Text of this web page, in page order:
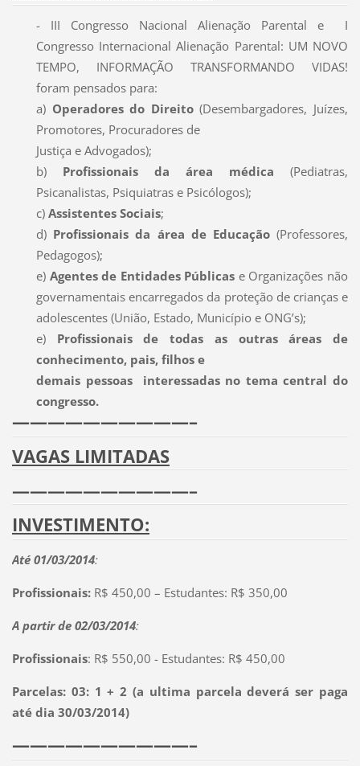
- III Congresso Nacional Alienação Parental e I
Congresso Internacional Alienação Parental: UM NOVO
TEMPO, INFORMAÇÃO TRANSFORMANDO VIDAS!
foram pensados para:
a) Operadores do Direito(Desembargadores, Juízes,
Promotores, Procuradores de
Justiça e Advogados);
b) Profissionais da área médica (Pediatras,
Psicanalistas, Psiquiatras e Psicólogos);
c) Assistentes Sociais;
d) Profissionais da área de Educação(Professores,
Pedagogos);
e) Agentes de Entidades Públicas e Organizações não
governamentais encarregados da proteção de crianças e
adolescentes (União, Estado, Município e ONG’s);
e) Profissionais de todas as outras áreas de
conhecimento, pais, filhos e
demais pessoas interessadas no tema central do
congresso.
——————————–
VAGAS LIMITADAS
——————————–
INVESTIMENTO:
Até 01/03/2014:
Profissionais:R$ 450,00 – Estudantes: R$ 350,00
A partir de 02/03/2014:
Profissionais: R$ 550,00 - Estudantes: R$ 450,00
Parcelas: 03: 1 + 2 (a ultima parcela deverá ser paga
até dia 30/03/2014)
——————————–